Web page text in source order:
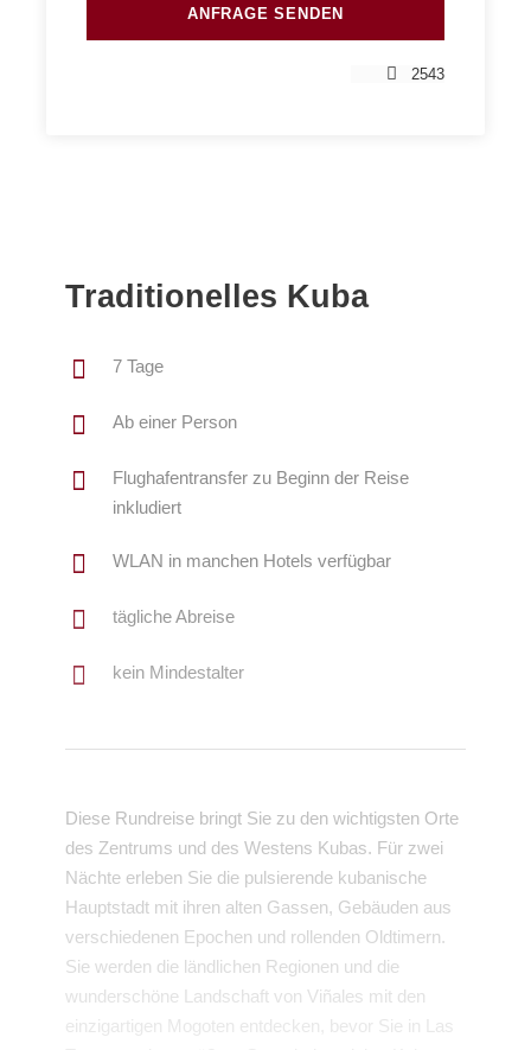
2543
Traditionelles Kuba
7 Tage
Ab einer Person
Flughafentransfer zu Beginn der Reise
inkludiert
WLAN in manchen Hotels verfügbar
tägliche Abreise
kein Mindestalter
Diese Rundreise bringt Sie zu den wichtigsten Orte
des Zentrums und des Westens Kubas. Für zwei
Nächte erleben Sie die pulsierende kubanische
Hauptstadt mit ihren alten Gassen, Gebäuden aus
verschiedenen Epochen und rollenden Oldtimern.
Sie werden die ländlichen Regionen und die
wunderschöne Landschaft von Viñales mit den
einzigartigen Mogoten entdecken, bevor Sie in Las